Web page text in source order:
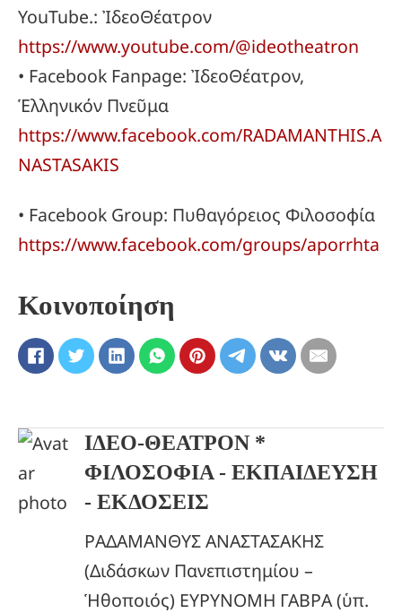
YouTube.: ἸδεοΘέατρον
https://www.youtube.com/@ideotheatron
• Facebook Fanpage: ἸδεοΘέατρον,
Ἑλληνικόν Πνεῦμα
https://www.facebook.com/RADAMANTHIS.A
NASTASAKIS
• Facebook Group: Πυθαγόρειος Φιλοσοφία
https://www.facebook.com/groups/aporrhta
Κοινοποίηση
ΙΔΕΟ-ΘΕΑΤΡΟΝ *
ΦΙΛΟΣΟΦΙΑ - ΕΚΠΑΙΔΕΥΣΗ
- ΕΚΔΟΣΕΙΣ
ΡΑΔΑΜΑΝΘΥΣ ΑΝΑΣΤΑΣΑΚΗΣ
(Διδάσκων Πανεπιστημίου –
Ἡθοποιός) ΕΥΡΥΝΟΜΗ ΓΑΒΡΑ (ὑπ.